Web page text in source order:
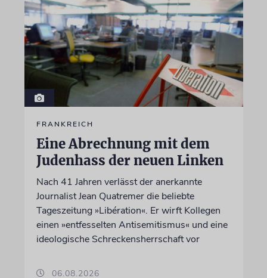
FRANKREICH
Eine Abrechnung mit dem
Judenhass der neuen Linken
Nach 41 Jahren verlässt der anerkannte
Journalist Jean Quatremer die beliebte
Tageszeitung »Libération«. Er wirft Kollegen
einen »entfesselten Antisemitismus« und eine
ideologische Schreckensherrschaft vor
06.08.2026